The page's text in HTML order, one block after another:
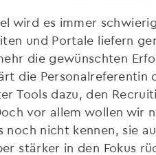
wird es immer
und Portale liefern
die gewünschten
die Personalreferentin
Tools dazu, den
vor allem wollen wir
nicht kennen, sie
stärker in den Fokus